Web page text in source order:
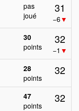
pas
joué
31
−6▼
30
points
32
−1 ▼
28
points
32
47
points
32